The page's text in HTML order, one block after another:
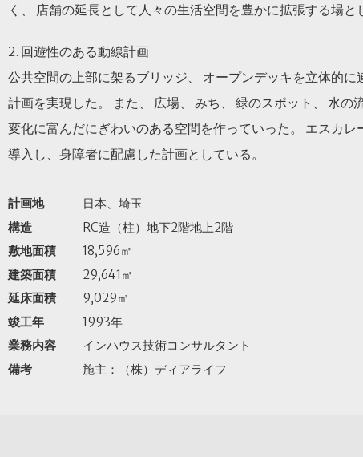
く、 店舗の延長として人々の生活空間を豊かに拡張する場と
2. 回遊性のある動線計画
公共空間の上部に架るブリッジ、 オープンデッキを立体的
計画を実現した。 また、 広場、 みち、 緑のスポット、 水の
変化に富んだにぎわいのある空間を作っていった。 エスカ
導入し、身障者に配慮した計画としている。
計画地
日本、埼玉
構造
RC造（柱）地下2階地上2階
敷地面積
18,596㎡
建築面積
29,641㎡
延床面積
9,029㎡
竣工年
1993年
業務内容
インハウス技術コンサルタント
備考
施主：（株）ディアライフ